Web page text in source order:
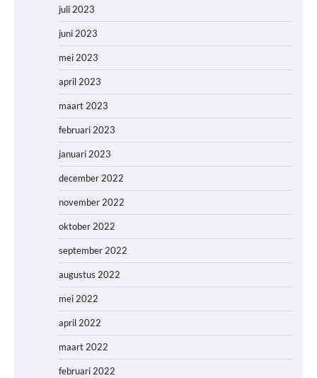
juli 2023
juni 2023
mei 2023
april 2023
maart 2023
februari 2023
januari 2023
december 2022
november 2022
oktober 2022
september 2022
augustus 2022
mei 2022
april 2022
maart 2022
februari 2022